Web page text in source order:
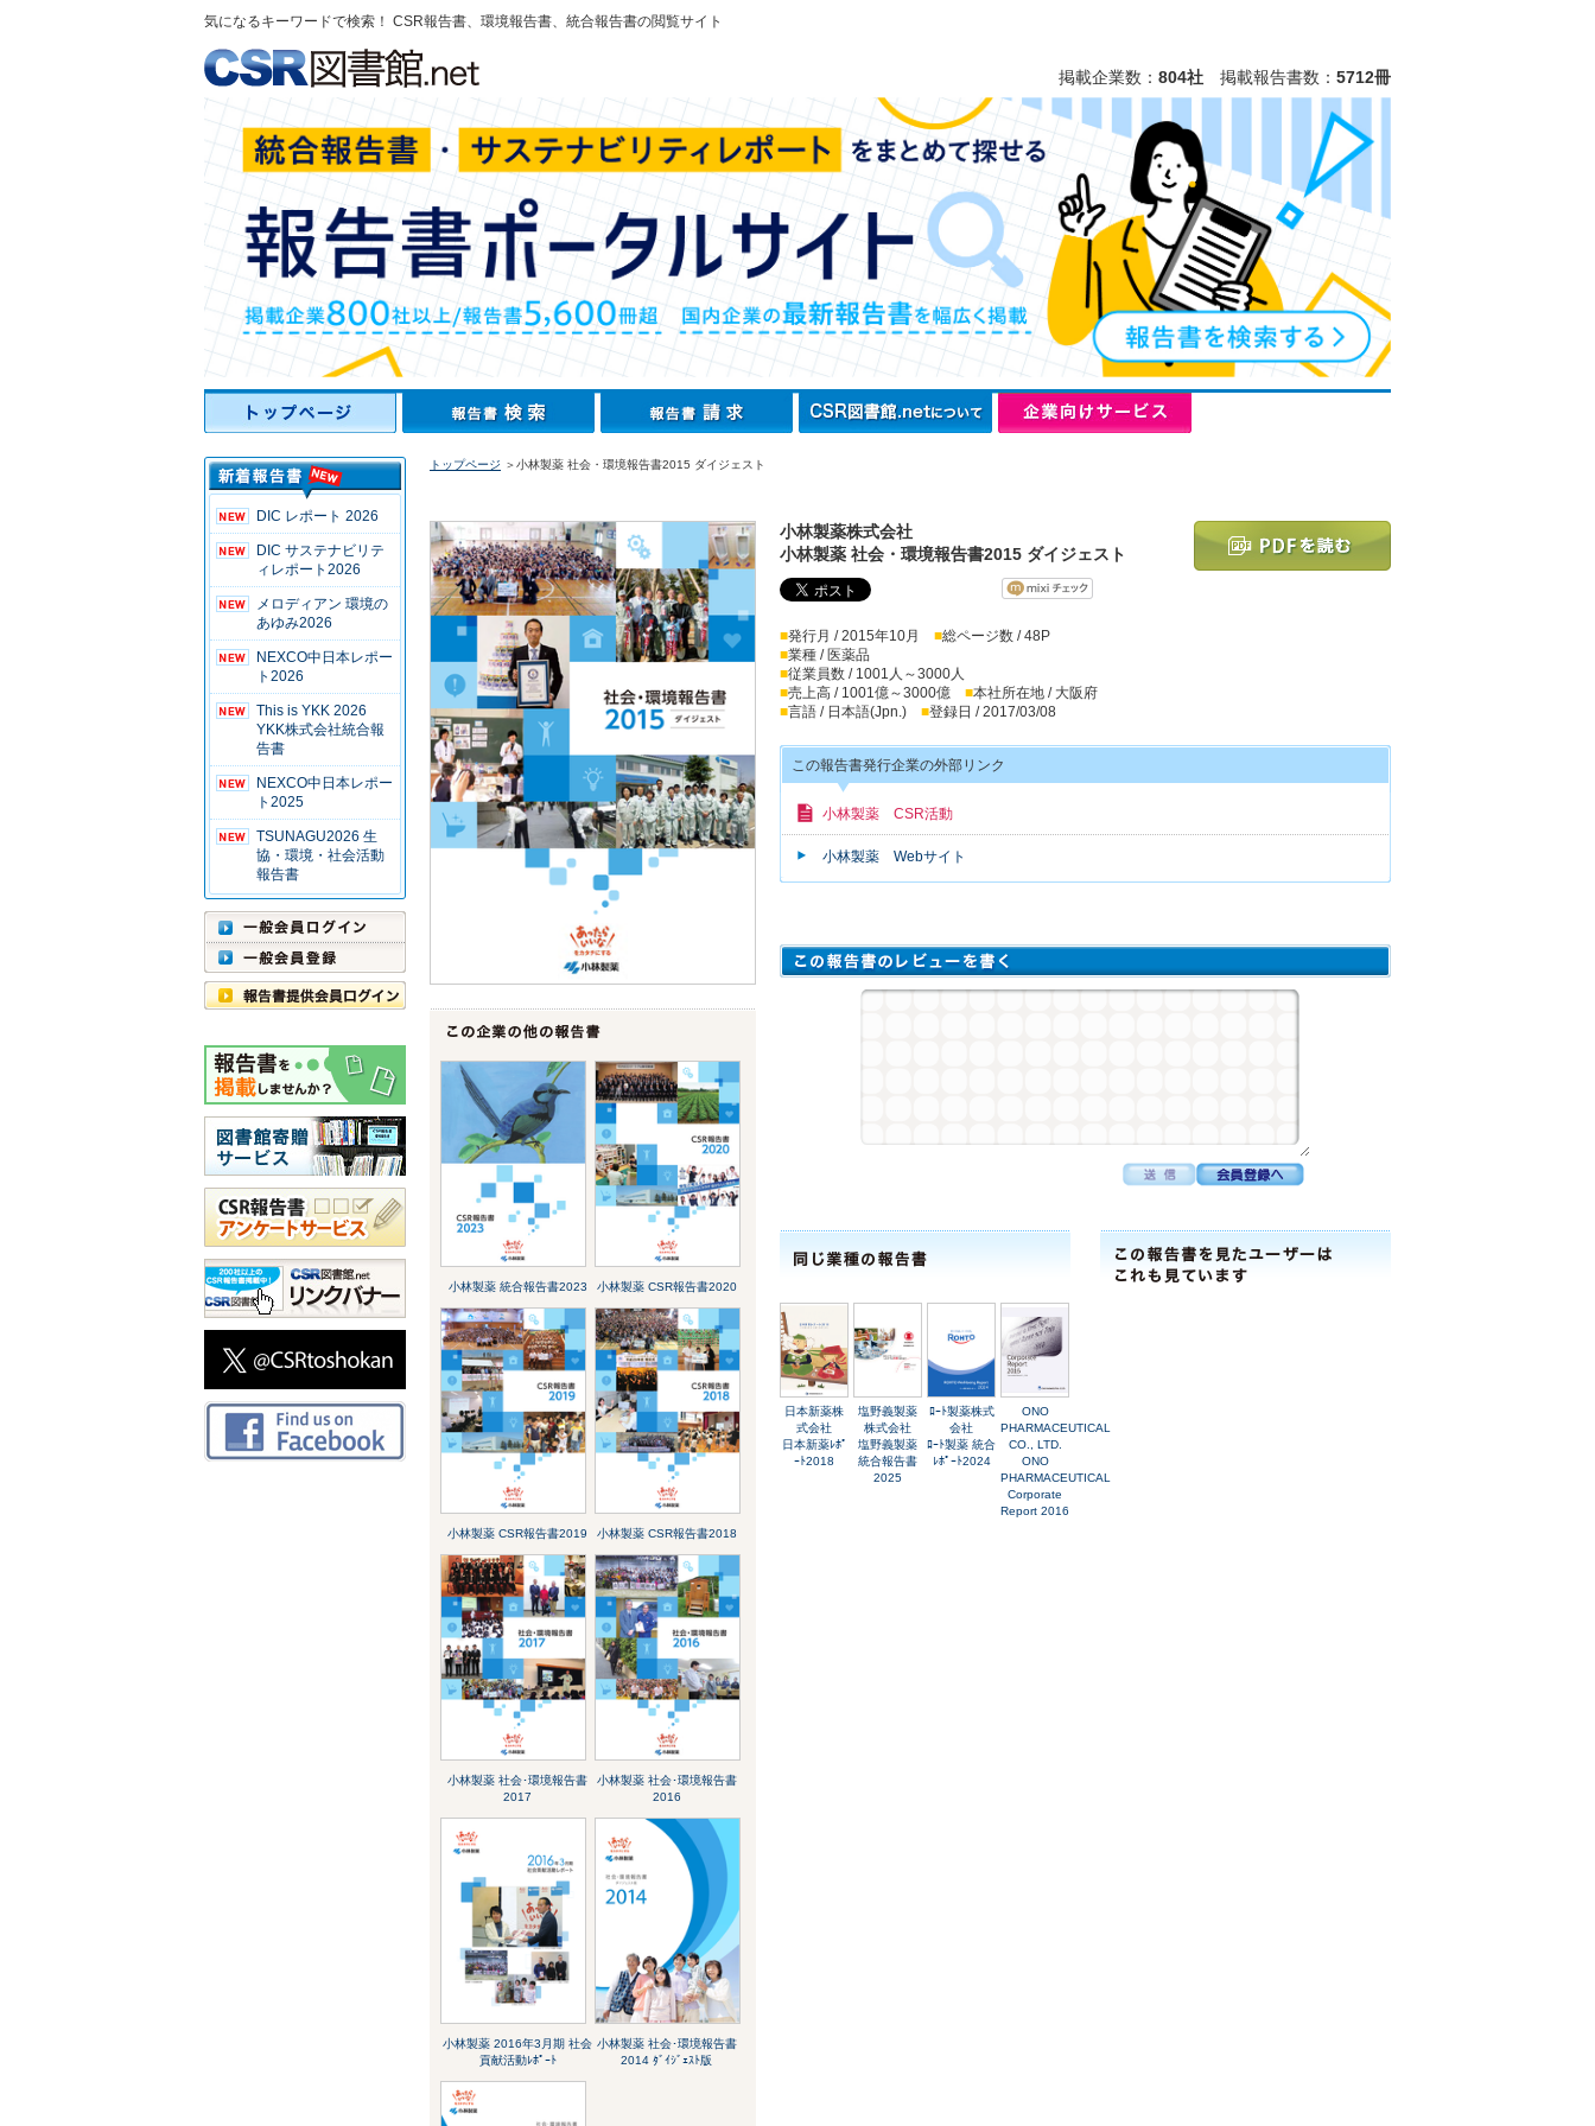
気になるキーワードで検索！ CSR報告書、環境報告書、統合報告書の閲覧サイト
掲載企業数： 804社 掲載報告書数： 5712冊
DIC レポート 2026
DIC サステナビリテ
ィレポート2026
メロディアン 環境の
あゆみ2026
NEXCO中日本レポー
ト2026
This is YKK 2026
YKK株式会社統合報
告書
NEXCO中日本レポー
ト2025
TSUNAGU2026 生
協・環境・社会活動
報告書
トップページ ＞小林製薬 社会・環境報告書2015 ダイジェスト
小林製薬 統合報告書2023 小林製薬 CSR報告書2020
小林製薬 CSR報告書2019 小林製薬 CSR報告書2018
小林製薬 社会･環境報告書
2017
小林製薬 社会･環境報告書
2016
小林製薬 2016年3月期 社会
貢献活動ﾚﾎﾟｰﾄ
小林製薬 社会･環境報告書
2014 ﾀﾞｲｼﾞｪｽﾄ版
小林製薬株式会社
小林製薬 社会・環境報告書2015 ダイジェスト
■発行月 / 2015年10月 ■総ページ数 / 48P
■業種 / 医薬品
■従業員数 / 1001人～3000人
■売上高 / 1001億～3000億 ■本社所在地 / 大阪府
■言語 / 日本語(Jpn.) ■登録日 / 2017/03/08
この報告書発行企業の外部リンク
小林製薬 CSR活動
小林製薬 Webサイト
日本新薬株
式会社
日本新薬ﾚﾎﾟ
ｰﾄ2018
塩野義製薬
株式会社
塩野義製薬
統合報告書
2025
ﾛｰﾄ製薬株式
会社
ﾛｰﾄ製薬 統合
ﾚﾎﾟｰﾄ2024
ONO
PHARMACEUTICAL
CO., LTD.
ONO
PHARMACEUTICAL
Corporate
Report 2016